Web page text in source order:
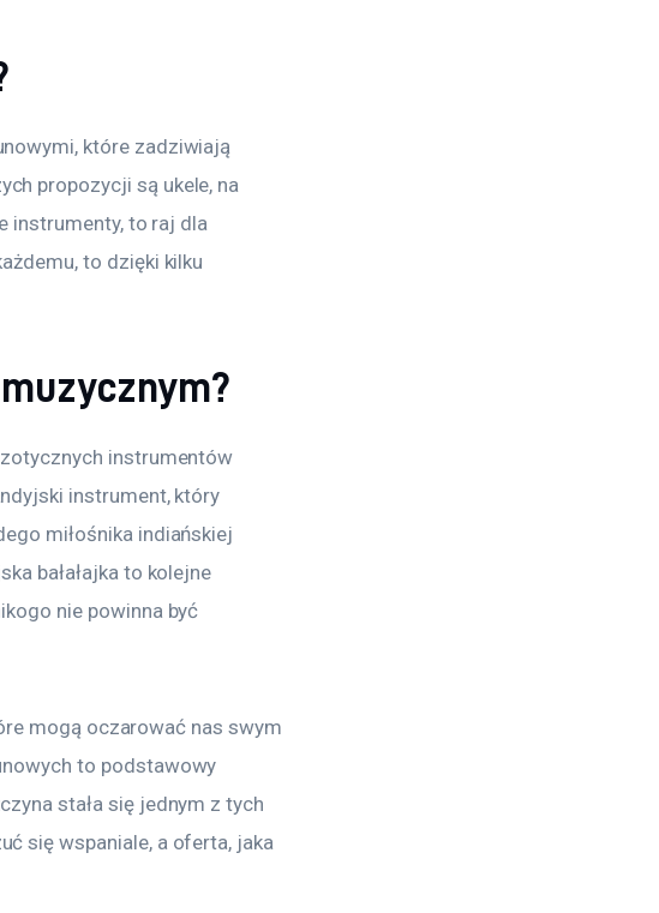
które zadziwiają
propozycji są ukele, na
instrumenty, to raj dla
to dzięki kilku
instrumentów
instrument, który
miłośnika indiańskiej
bałałajka to kolejne
nie powinna być
mogą oczarować nas swym
to podstawowy
stała się jednym z tych
się wspaniale, a oferta, jaka